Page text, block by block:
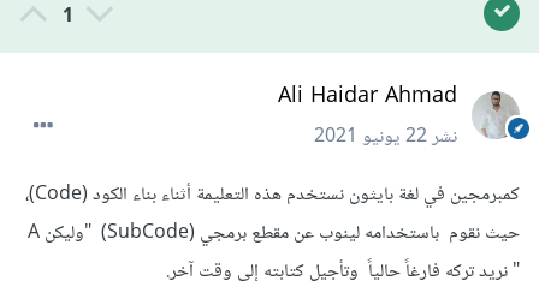
1
Ali Haidar Ahmad
نشر22 يونيو 2021
كمبرمجين في لغة بايثون نستخدم هذه التعليمة أثناء بناء الكود (Code)،
حيث نقوم باستخدامه لينوب عن مقطع برمجي (SubCode) "وليكن A
" نريد تركه فارغاً حالياً وتأجيل كتابته إلى وقت آخر.